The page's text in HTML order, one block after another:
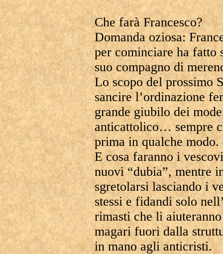
Che farà Francesco?
Domanda oziosa:
per cominciare ha fatto
suo compagno di
Lo scopo del prossimo
sancire l’ordinazione
grande giubilo dei
anticattolico… sempre
prima in qualche modo.
E cosa faranno i
nuovi “dubia”, mentre
sgretolarsi lasciando i
stessi e fidandi solo
rimasti che li
magari fuori dalla
in mano agli anticristi.